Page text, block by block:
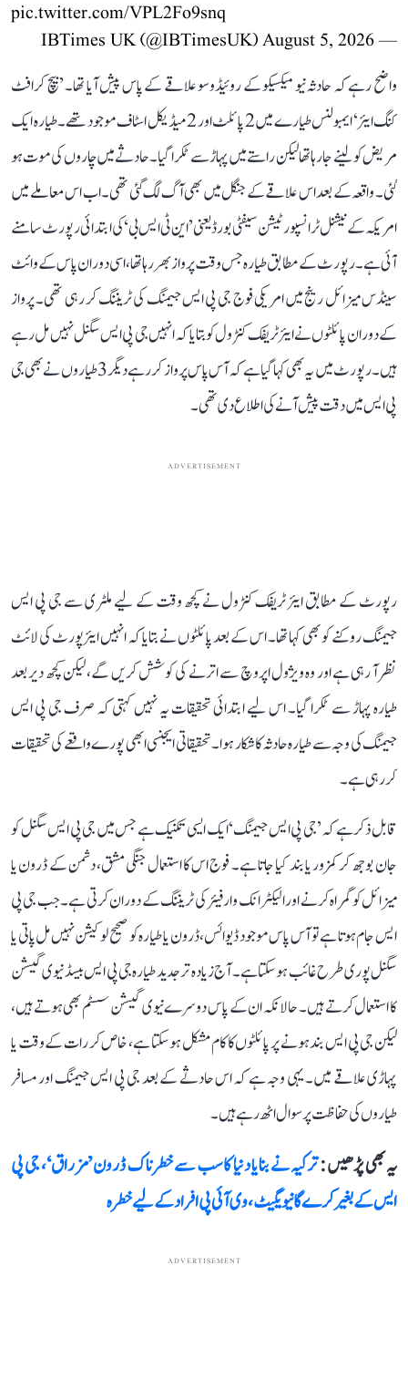
pic.twitter.com/VPL2Fo9snq
— IBTimes UK (@IBTimesUK)
August 5, 2026
واضح رہے کہ حادثہ نیو میکسیکو کے روئیڈوسو علاقے کے پاس پیش آیا تھا۔ ’بیچ کرافٹ
کنگ ایئر‘ ایمبولنس طیارے میں 2 پائلٹ اور 2 میڈیکل اسٹاف موجود تھے۔ طیارہ ایک
مریض کو لینے جا رہا تھا لیکن راستے میں پہاڑ سے ٹکرا گیا۔ حادثے میں چاروں کی موت ہو
گئی۔ واقعہ کے بعد اس علاقے کے جنگل میں بھی آگ لگ گئی تھی۔ اب اس معاملے میں
امریکہ کے نیشنل ٹرانسپورٹیشن سیفٹی بورڈ یعنی ’این ٹی ایس بی‘ کی ابتدائی رپورٹ سامنے
آئی ہے۔ رپورٹ کے مطابق طیارہ جس وقت پرواز بھر رہا تھا، اسی دوران پاس کے وائٹ
سینڈس میزائل رینج میں امریکی فوج جی پی ایس جیمنگ کی ٹریننگ کر رہی تھی۔ پرواز
کے دوران پائلٹوں نے ایئر ٹریفک کنٹرول کو بتایا کہ انہیں جی پی ایس سگنل نہیں مل رہے
ہیں۔ رپورٹ میں یہ بھی کہا گیا ہے کہ آس پاس پرواز کر رہے دیگر 3 طیاروں نے بھی جی
پی ایس میں دقت پیش آنے کی اطلاع دی تھی۔
ADVERTISEMENT
رپورٹ کے مطابق ایئر ٹریفک کنٹرول نے کچھ وقت کے لیے ملٹری سے جی پی ایس
جیمنگ روکنے کو بھی کہا تھا۔ اس کے بعد پائلٹوں نے بتایا کہ انہیں ایئرپورٹ کی لائٹ
نظر آ رہی ہے اور وہ ویژول اپروچ سے اترنے کی کوشش کریں گے، لیکن کچھ دیر بعد
طیارہ پہاڑ سے ٹکرا گیا۔ اس لیے ابتدائی تحقیقات یہ نہیں کہتی کہ صرف جی پی ایس
جیمنگ کی وجہ سے طیارہ حادثہ کا شکار ہوا۔ تحقیقاتی ایجنسی ابھی پورے واقعے کی تحقیقات
کر رہی ہے۔
قابل ذکر ہے کہ ’جی پی ایس جیمنگ‘ ایک ایسی تکنیک ہے جس میں جی پی ایس سگنل کو
جان بوجھ کر کمزور یا بند کیا جاتا ہے۔ فوج اس کا استعمال جنگی مشق، دشمن کے ڈرون یا
میزائل کو گمراہ کرنے اور الیکٹرانک وارفیئر کی ٹریننگ کے دوران کرتی ہے۔ جب جی پی
ایس جام ہوتا ہے تو آس پاس موجود ڈیوائس، ڈرون یا طیارہ کو صحیح لوکیشن نہیں مل پاتی یا
سگنل پوری طرح غائب ہو سکتا ہے۔ آج زیادہ تر جدید طیارہ جی پی ایس بیسڈ نیوی گیشن
کا استعمال کرتے ہیں۔ حالانکہ ان کے پاس دوسرے نیوی گیشن سسٹم بھی ہوتے ہیں،
لیکن جی پی ایس بند ہونے پر پائلٹوں کا کام مشکل ہو سکتا ہے، خاص کر رات کے وقت یا
پہاڑی علاقے میں۔ یہی وجہ ہے کہ اس حادثے کے بعد جی پی ایس جیمنگ اور مسافر
طیاروں کی حفاظت پر سوال اٹھ رہے ہیں۔
یہ بھی پڑھیں :ترکیہ نے بنایا دنیا کا سب سے خطرناک ڈرون ’مزراق‘، جی پی
ایس کے بغیر کرے گا نیویگیٹ، وی آئی پی افراد کے لیے خطرہ
ADVERTISEMENT